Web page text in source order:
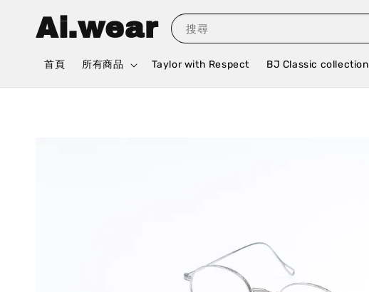
Ai.wear 搜尋
首頁 所有商品 Taylor with Respect BJ Classic collection